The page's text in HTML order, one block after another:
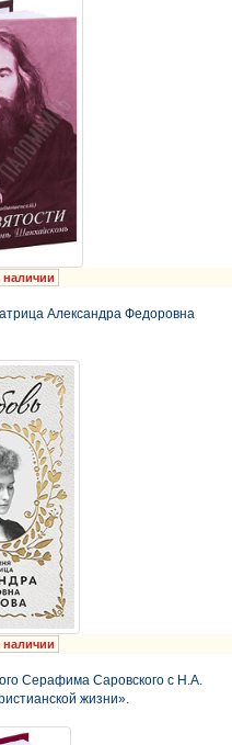
наличии
Александра Федоровна
наличии
Серафима Саровского с Н.А.
жизни».